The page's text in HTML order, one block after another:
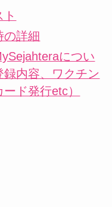
の詳細
につい
内容、ワクチン
ド発行etc）